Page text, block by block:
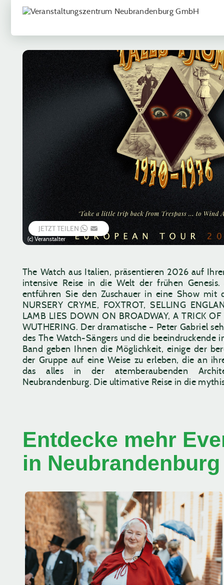
(c) Veranstalter
JETZT TEILEN WHATSAPP
EMAIL
The Watch aus Italien, präsentieren 2026 auf
intensive Reise in die Welt der frühen
entführen Sie den Zuschauer in eine Show mit
NURSERY CRYME, FOXTROT, SELLING
LAMB LIES DOWN ON BROADWAY, A TRICK
WUTHERING. Der dramatische – Peter Gabriel
des The Watch-Sängers und die beeindruckende
Band geben Ihnen die Möglichkeit, einige der
der Gruppe auf eine Weise zu erleben, die an
das alles in der atemberaubenden
Neubrandenburg. Die ultimative Reise in die
Entdecke mehr
in Neubrandenburg